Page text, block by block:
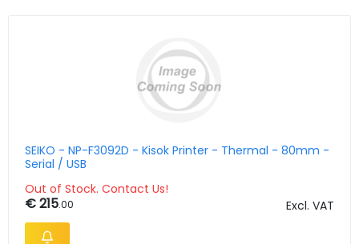
SEIKO - NP-F3092D - Kisok Printer - Thermal - 80mm -
Serial / USB
Out of Stock. Contact Us!
€ 215.00 Excl. VAT